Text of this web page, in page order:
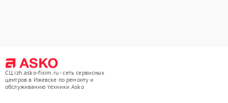
СЦ izh.asko-fixim.ru - сеть сервисных
центров в Ижевске по ремонту и
обслуживанию техники Asko